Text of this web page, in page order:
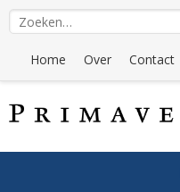
Home Over Contact